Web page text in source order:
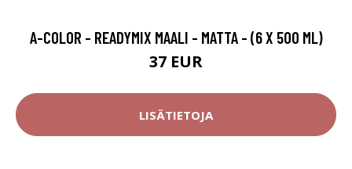
A-COLOR - READYMIX MAALI - MATTA - (6 X 500 ML)
37 EUR
LISÄTIETOJA